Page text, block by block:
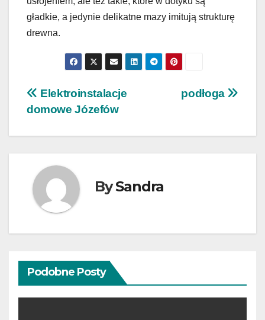
gładkie, a jedynie delikatne mazy imitują strukturę
drewna.
Nawigacja
podłoga
Elektroinstalacje
domowe Józefów
BySandra
Podobne Posty